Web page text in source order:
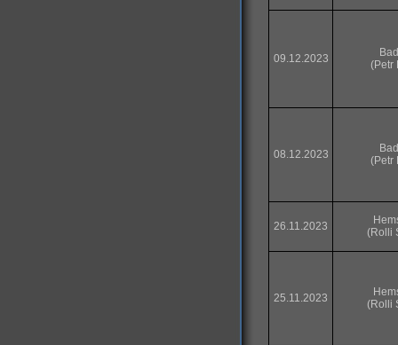
09.12.2023
(Petr
08.12.2023
(Petr
26.11.2023
(Rolli
25.11.2023
(Rolli